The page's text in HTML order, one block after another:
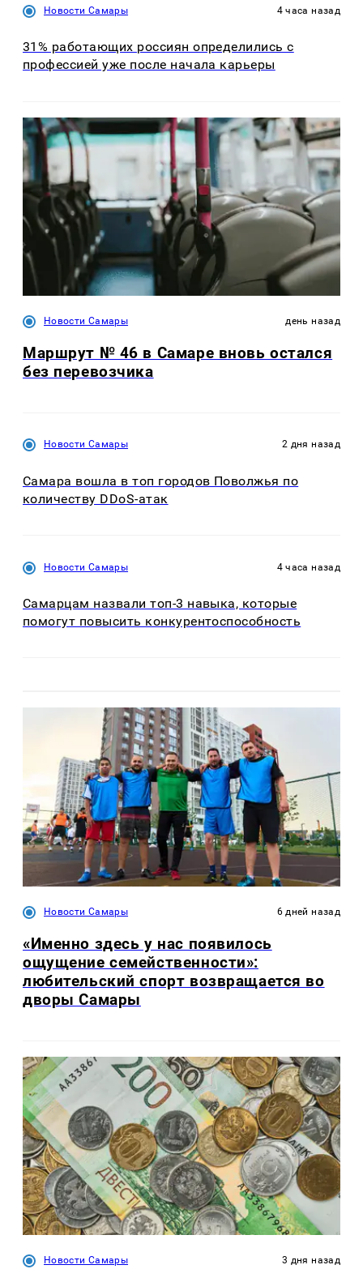
Новости Самары 4 часа назад
31% работающих россиян определились с
профессией уже после начала карьеры
Новости Самары день назад
Маршрут № 46 в Самаре вновь остался
без перевозчика
Новости Самары 2 дня назад
Самара вошла в топ городов Поволжья по
количеству DDoS-атак
Новости Самары 4 часа назад
Самарцам назвали топ-3 навыка, которые
помогут повысить конкурентоспособность
Новости Самары 6 дней назад
«Именно здесь у нас появилось
ощущение семейственности»:
любительский спорт возвращается во
дворы Самары
Новости Самары 3 дня назад